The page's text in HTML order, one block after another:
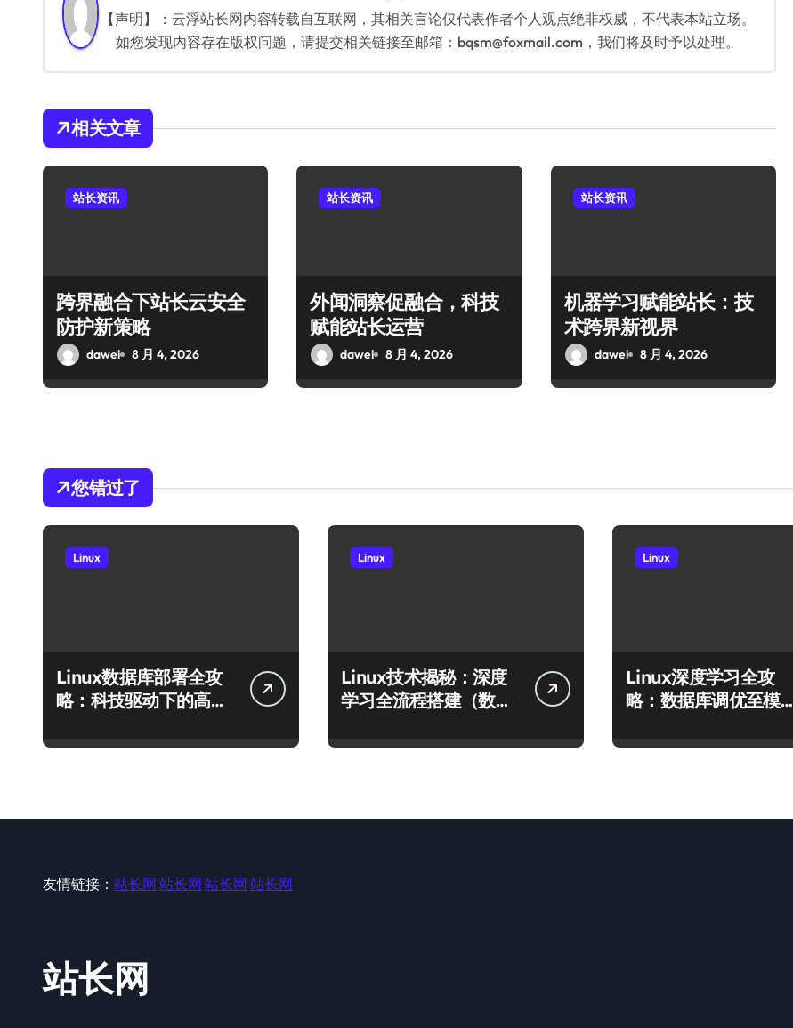
航
【声明】：云浮站长网内容转载自互联网，其相关言论仅代表作者个人观点绝非权威，不代表本站立场。
如您发现内容存在版权问题，请提交相关链接至邮箱：bqsm@foxmail.com，我们将及时予以处理。
相关文章
站长资讯
跨界融合下站长云安全
防护新策略
dawei 8 月 4, 2026
站长资讯
外闻洞察促融合，科技
赋能站长运营
dawei 8 月 4, 2026
站长资讯
机器学习赋能站长：技
术跨界新视界
dawei 8 月 4, 2026
您错过了
Linux
Linux数据库部署全攻
略：科技驱动下的高效
Linux
Linux技术揭秘：深度
学习全流程搭建（数据
Linux
Linux深度学习全攻
略：数据库调优至模型
友情链接： 站长网 站长网 站长网 站长网
站长网